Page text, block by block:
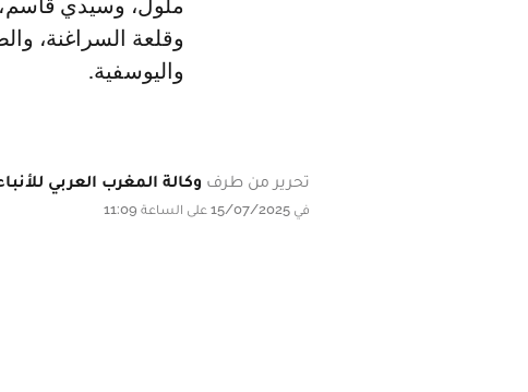
ملول، وسيدي
وقلعة السراغنة،
واليوسفية.
تحرير من طرف وكالة المغرب العربي
في 15/07/2025 على الساعة 11:09